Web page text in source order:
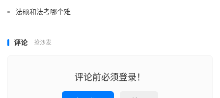
法硕和法考哪个难
评论 抢沙发
评论前必须登录！